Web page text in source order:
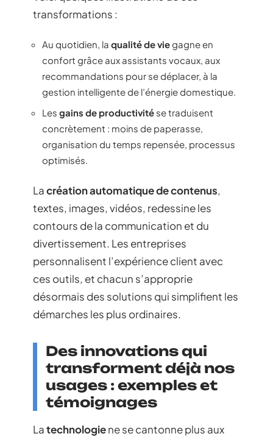
transformations :
Au quotidien, la qualité de viegagne en
confort grâce aux assistants vocaux, aux
recommandations pour se déplacer, à la
gestion intelligente de l’énergie domestique.
Les gains de productivité se traduisent
concrètement : moins de paperasse,
organisation du temps repensée, processus
optimisés.
Lacréation automatique de contenus,
textes, images, vidéos, redessine les
contours de la communication et du
divertissement. Les entreprises
personnalisent l’expérience client avec
ces outils, et chacun s’approprie
désormais des solutions qui simplifient les
démarches les plus ordinaires.
Des innovations qui
transforment déjà nos
usages : exemples et
témoignages
Latechnologiene se cantonne plus aux